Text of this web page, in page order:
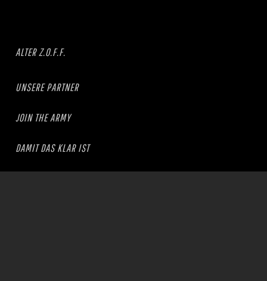
ALTER Z.O.F.F.
UNSERE PARTNER
JOIN THE ARMY
DAMIT DAS KLAR IST